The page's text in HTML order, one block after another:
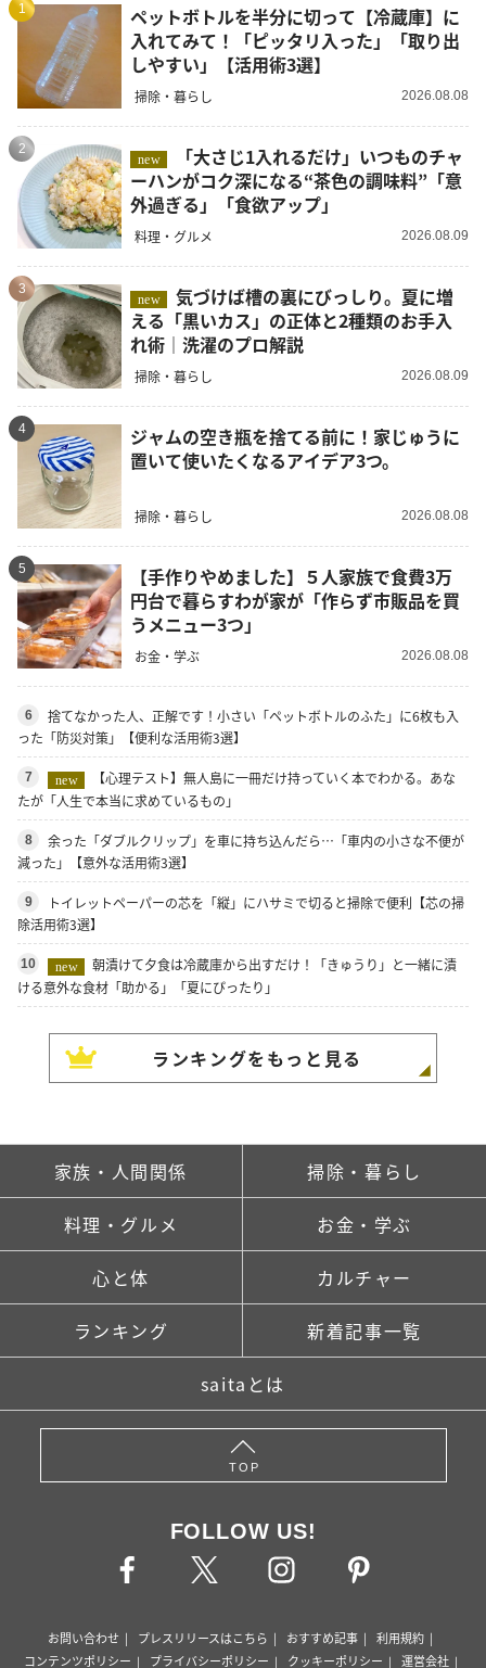
1
ペットボトルを半分に切って【冷蔵庫】に
入れてみて！「ピッタリ入った」「取り出
しやすい」【活用術3選】
掃除・暮らし 2026.08.08
2
new
ーハンがコク深になる“茶色の調味料”「意
外過ぎる」「食欲アップ」
料理・グルメ 2026.08.09
3
new
気づけば槽の裏にびっしり。夏に増
える「黒いカス」の正体と2種類のお手入
れ術｜洗濯のプロ解説
掃除・暮らし 2026.08.09
4
ジャムの空き瓶を捨てる前に！家じゅうに
置いて使いたくなるアイデア3つ。
掃除・暮らし 2026.08.08
5
【手作りやめました】５人家族で食費3万
円台で暮らすわが家が「作らず市販品を買
うメニュー3つ」
お金・学ぶ 2026.08.08
6
捨てなかった人、正解です！小さい「ペットボトルのふた」に6枚も入
った「防災対策」【便利な活用術3選】
7 new
【心理テスト】無人島に一冊だけ持っていく本でわかる。あな
たが「人生で本当に求めているもの」
8
余った「ダブルクリップ」を車に持ち込んだら…「車内の小さな不便が
減った」【意外な活用術3選】
9
トイレットペーパーの芯を「縦」にハサミで切ると掃除で便利【芯の掃
除活用術3選】
10 new
朝漬けて夕食は冷蔵庫から出すだけ！「きゅうり」と一緒に漬
ける意外な食材「助かる」「夏にぴったり」
ランキングをもっと見る
家族・人間関係 掃除・暮らし
料理・グルメ お金・学ぶ
心と体 カルチャー
ランキング 新着記事一覧
saitaとは
TOP
FOLLOW US!
お問い合わせ プレスリリースはこちら おすすめ記事
利用規約
コンテンツポリシー
プライバシーポリシー クッキーポリシー 運営会社